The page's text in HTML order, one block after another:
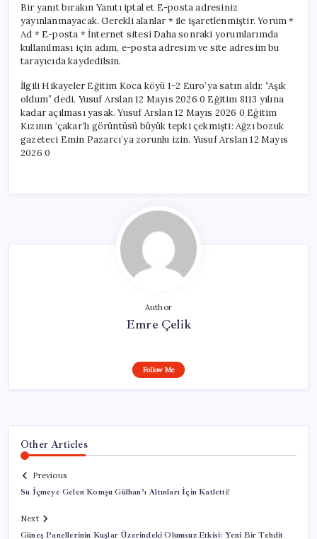
Bir yanıt bırakın Yanıtı iptal et E-posta adresiniz
yayınlanmayacak. Gerekli alanlar * ile işaretlenmiştir. Yorum *
Ad * E-posta * İnternet sitesi Daha sonraki yorumlarımda
kullanılması için adım, e-posta adresim ve site adresim bu
tarayıcıda kaydedilsin.
İlgili Hikayeler Eğitim Koca köyü 1-2 Euro’ya satın aldı: “Aşık
oldum” dedi. Yusuf Arslan 12 Mayıs 2026 0 Eğitim 8113 yılına
kadar açılması yasak. Yusuf Arslan 12 Mayıs 2026 0 Eğitim
Kızının ‘çakar’lı görüntüsü büyük tepki çekmişti: Ağzı bozuk
gazeteci Emin Pazarcı’ya zorunlu izin. Yusuf Arslan 12 Mayıs
2026 0
Author
Emre Çelik
Follow Me
Other Articles
Previous
Su İçmeye Gelen Komşu Gülhan’ı Altınları İçin Katletti!
Next
Güneş Panellerinin Kuşlar Üzerindeki Olumsuz Etkisi: Yeni Bir Tehdit